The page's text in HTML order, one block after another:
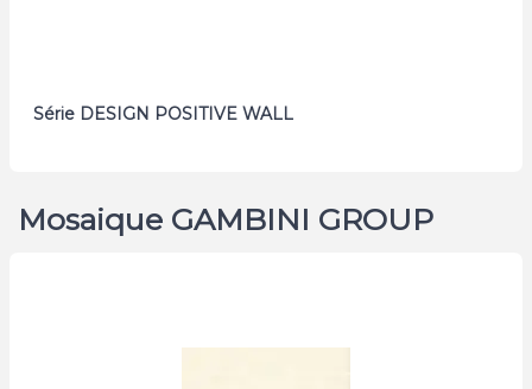
Série DESIGN POSITIVE WALL
Mosaique GAMBINI GROUP